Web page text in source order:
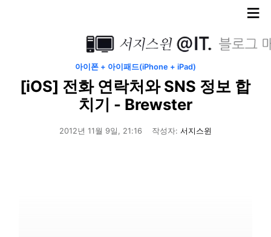
≡
아이폰 + 아이패드(iPhone + iPad)
[iOS] 전화 연락처와 SNS 정보 합
치기 - Brewster
2012년 11월 9일, 21:16 작성자: 서지스윈